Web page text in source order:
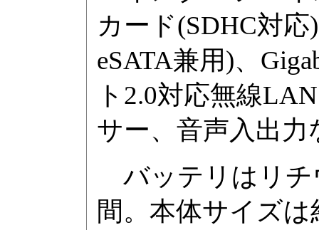
カード(SDHC対
eSATA兼用)、
ト2.0対応無線
サー、音声入出
バッテリはリチ
間。本体サイズは